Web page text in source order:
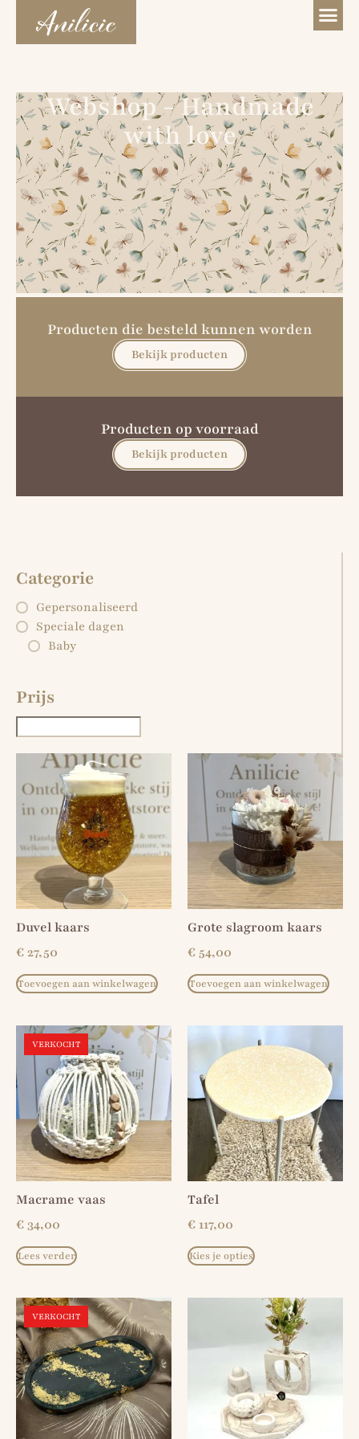
Webshop - Handmade
with love
Producten die besteld kunnen worden
Bekijk producten
Producten op voorraad
Bekijk producten
Categorie
Gepersonaliseerd
Speciale dagen
Baby
Prijs
Duvel kaars
€27,50
Toevoegen aan winkelwagen
Grote slagroom kaars
€54,00
Toevoegen aan winkelwagen
VERKOCHT
Macrame vaas
€34,00
Lees verder
Tafel
€ 117,00
Kies je opties
VERKOCHT